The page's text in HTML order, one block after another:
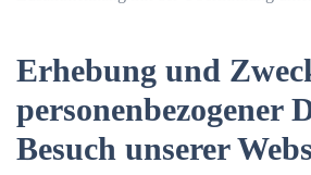
Erhebung und
personenbezogener
Besuch unserer